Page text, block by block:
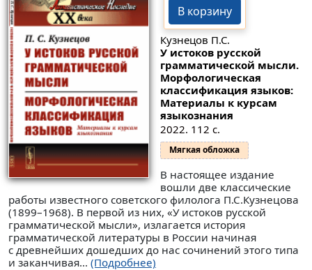
В корзину
Кузнецов П.С.
У истоков русской
грамматической мысли.
Морфологическая
классификация языков:
Материалы к курсам
языкознания
2022. 112 с.
Мягкая обложка
В настоящее издание
вошли две классические
работы известного советского филолога П.С.Кузнецова
(1899–1968). В первой из них, «У истоков русской
грамматической мысли», излагается история
грамматической литературы в России начиная
с древнейших дошедших до нас сочинений этого типа
и заканчивая... (Подробнее)